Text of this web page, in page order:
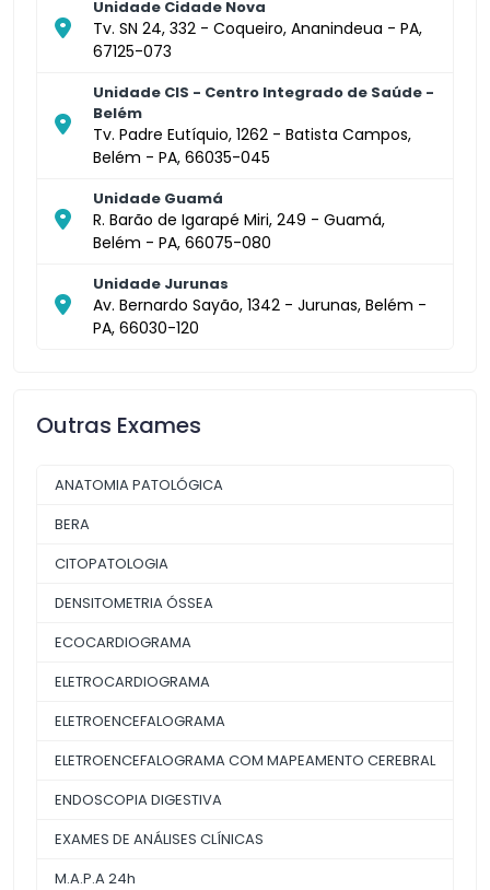
Unidade Cidade Nova
Tv. SN 24, 332 - Coqueiro, Ananindeua - PA,
67125-073
Unidade CIS - Centro Integrado de Saúde -
Belém
Tv. Padre Eutíquio, 1262 - Batista Campos,
Belém - PA, 66035-045
Unidade Guamá
R. Barão de Igarapé Miri, 249 - Guamá,
Belém - PA, 66075-080
Unidade Jurunas
Av. Bernardo Sayão, 1342 - Jurunas, Belém -
PA, 66030-120
Outras Exames
ANATOMIA PATOLÓGICA
BERA
CITOPATOLOGIA
DENSITOMETRIA ÓSSEA
ECOCARDIOGRAMA
ELETROCARDIOGRAMA
ELETROENCEFALOGRAMA
ELETROENCEFALOGRAMA COM MAPEAMENTO CEREBRAL
ENDOSCOPIA DIGESTIVA
EXAMES DE ANÁLISES CLÍNICAS
M.A.P.A 24h